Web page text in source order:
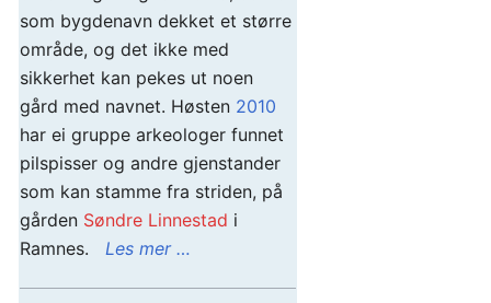
som bygdenavn dekket et større
område, og det ikke med
sikkerhet kan pekes ut noen
gård med navnet. Høsten 2010
har ei gruppe arkeologer funnet
pilspisser og andre gjenstander
som kan stamme fra striden, på
gården Søndre Linnestad i
Ramnes. Les mer …